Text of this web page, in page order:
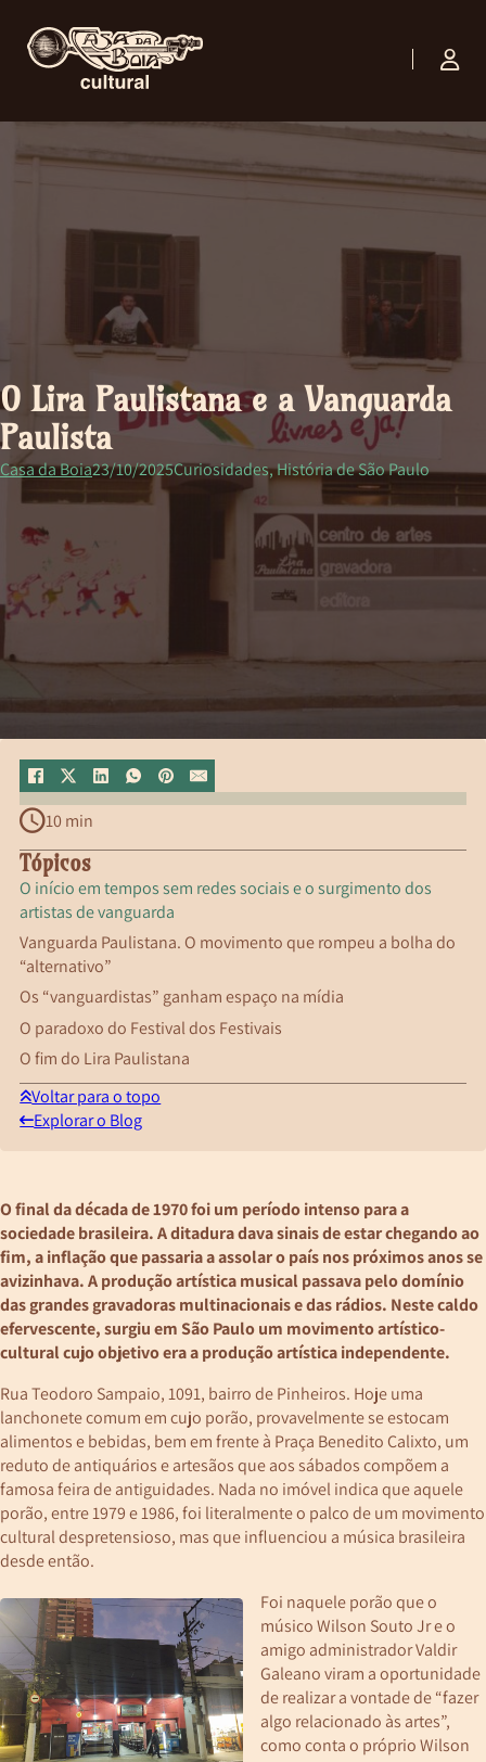
O Lira Paulistana e a Vanguarda
Paulista
Casa da Boia23/10/2025Curiosidades, História de São Paulo
10 min
Tópicos
O início em tempos sem redes sociais e o surgimento dos
artistas de vanguarda
Vanguarda Paulistana. O movimento que rompeu a bolha do
“alternativo”
Os “vanguardistas” ganham espaço na mídia
O paradoxo do Festival dos Festivais
O fim do Lira Paulistana
Voltar para o topo
Explorar o Blog
O final da década de 1970 foi um período intenso para a
sociedade brasileira. A ditadura dava sinais de estar chegando ao
fim, a inflação que passaria a assolar o país nos próximos anos se
avizinhava. A produção artística musical passava pelo domínio
das grandes gravadoras multinacionais e das rádios. Neste caldo
efervescente, surgiu em São Paulo um movimento artístico-
cultural cujo objetivo era a produção artística independente.
Rua Teodoro Sampaio, 1091, bairro de Pinheiros. Hoje uma
lanchonete comum em cujo porão, provavelmente se estocam
alimentos e bebidas, bem em frente à Praça Benedito Calixto, um
reduto de antiquários e artesãos que aos sábados compõem a
famosa feira de antiguidades. Nada no imóvel indica que aquele
porão, entre 1979 e 1986, foi literalmente o palco de um movimento
cultural despretensioso, mas que influenciou a música brasileira
desde então.
Foi naquele porão que o
músico Wilson Souto Jr e o
amigo administrador Valdir
Galeano viram a oportunidade
de realizar a vontade de “fazer
algo relacionado às artes”,
como conta o próprio Wilson